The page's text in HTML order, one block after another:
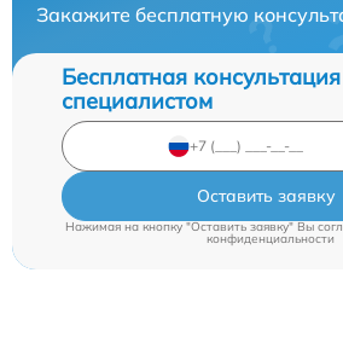
Закажите бесплатную
Бесплатная
специалистом
Оставить заявку
Нажимая на кнопку "Оставить заявку" Вы
конфиденциальности